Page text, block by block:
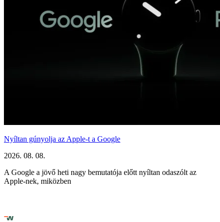
Nyíltan gúnyolja az Apple-t a Google
2026. 08. 08.
A Google a jövő heti nagy bemutatója előtt nyíltan odaszólt az
Apple-nek, miközben